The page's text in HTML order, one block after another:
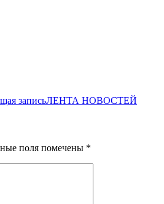
записьЛЕНТА НОВОСТЕЙ
поля помечены *